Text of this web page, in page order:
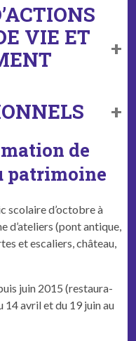
VIE ET
de
patrimoine
sco­laire d’octobre à
d’ateliers (pont antique,
et escaliers, château,
juin 2015 (restau­ra­
14 avril et du 19 juin au